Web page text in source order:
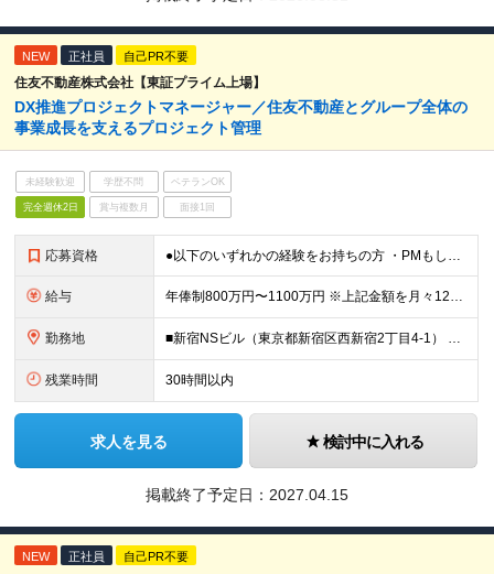
NEW 正社員 自己PR不要
住友不動産株式会社【東証プライム上場】
DX推進プロジェクトマネージャー／住友不動産とグループ全体の
事業成⻑を⽀えるプロジェクト管理
未経験歓迎 学歴不問 ベテランOK
完全週休2日 賞与複数月 面接1回
応募資格 ●以下のいずれかの経験をお持ちの方 ・PMもしくはPLの経験 ・データベースを⽤いたシステムの設計、開発 ・基幹業務システムの設計、開発、運⽤経験 ≪開発環境≫ ●C#、VB.NET、ASP.NET
給与 年俸制800万円〜1100万円 ※上記金額を月々12分割支給 ※前職年収、経験、実績を幅広く考慮して決定します。 ※上記年俸には固定残業代（月額約40時間分／15万8千円～）が含まれます。残業がない場
勤務地 ■新宿NSビル（東京都新宿区西新宿2丁目4-1） ※(変更の範囲)当社の管轄する全ての事業所の範囲において、勤務地の変更を命ずることがあります（転居を伴うものを含む。ただし配属先のDX推進部は東京に
残業時間 30時間以内
求人を見る 検討中に入れる
掲載終了予定日： 2027.04.15
NEW 正社員 自己PR不要